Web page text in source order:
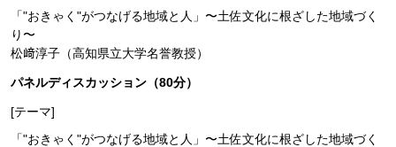
「"おきゃく"がつなげる地域と人」〜土佐文化に根ざした地域づく
り〜
松﨑淳子（高知県立大学名誉教授）
パネルディスカッション（80分）
[テーマ]
「"おきゃく"がつなげる地域と人」〜土佐文化に根ざした地域づく